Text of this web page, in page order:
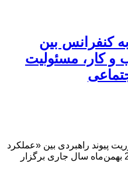
کنفرانس بین
و کار، مسئولیت
پیوند راهبردی بین «عملکرد
اقتصادی» و «تأثیر اجتماعی» در 29 بهمن‌ماه سال جاری برگزار